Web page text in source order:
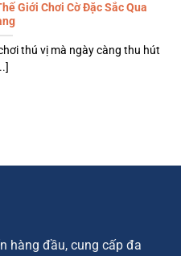
Giới Chơi Cờ Đặc Sắc Qua
thú vị mà ngày càng thu hút
hàng đầu, cung cấp đa